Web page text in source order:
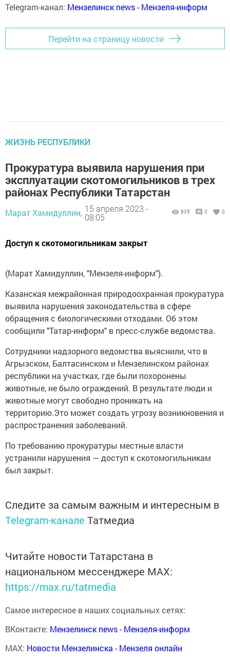
Telegram-канал: Мензелинск news - Мензеля-информ
Перейти на страницу новости
ЖИЗНЬ РЕСПУБЛИКИ
Прокуратура выявила нарушения при
эксплуатации скотомогильников в трех
районах Республики Татарстан
Марат Хамидуллин, 15 апреля 2023 -
08:05
835 0 0
Доступ к скотомогильникам закрыт
(Марат Хамидуллин, "Мензеля-информ").
Казанская межрайонная природоохранная прокуратура
выявила нарушения законодательства в сфере
обращения с биологическими отходами. Об этом
сообщили "Татар-информ" в пресс-службе ведомства.
Сотрудники надзорного ведомства выяснили, что в
Агрызском, Балтасинском и Мензелинском районах
республики на участках, где были похоронены
животные, не было ограждений. В результате люди и
животные могут свободно проникать на
территорию.Это может создать угрозу возникновения и
распространения заболеваний.
По требованию прокуратуры местные власти
устранили нарушения — доступ к скотомогильникам
был закрыт.
Следите за самым важным и интересным в
Telegram-канале Татмедиа
Читайте новости Татарстана в
национальном мессенджере MАХ:
https://max.ru/tatmedia
Самое интересное в наших социальных сетях:
ВКонтакте: Мензелинск news - Мензеля-информ
MAX: Новости Мензелинска - Мензеля онлайн